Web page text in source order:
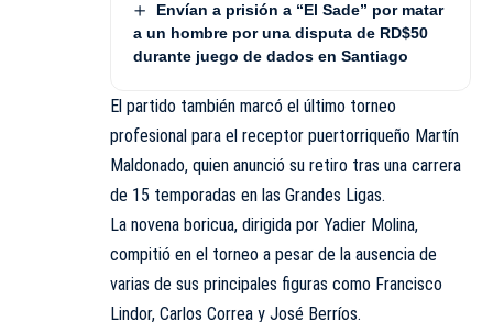
Envían a prisión a “El Sade” por matar
a un hombre por una disputa de RD$50
durante juego de dados en Santiago
El partido también marcó el último torneo
profesional para el receptor puertorriqueño Martín
Maldonado, quien anunció su retiro tras una carrera
de 15 temporadas en las Grandes Ligas.
La novena boricua, dirigida por Yadier Molina,
compitió en el torneo a pesar de la ausencia de
varias de sus principales figuras como Francisco
Lindor, Carlos Correa y José Berríos.